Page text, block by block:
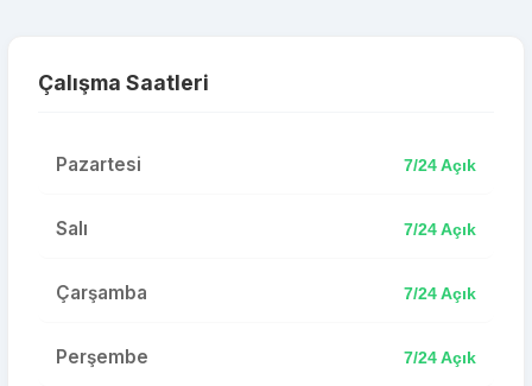
Çalışma Saatleri
Pazartesi 7/24 Açık
Salı 7/24 Açık
Çarşamba 7/24 Açık
Perşembe 7/24 Açık